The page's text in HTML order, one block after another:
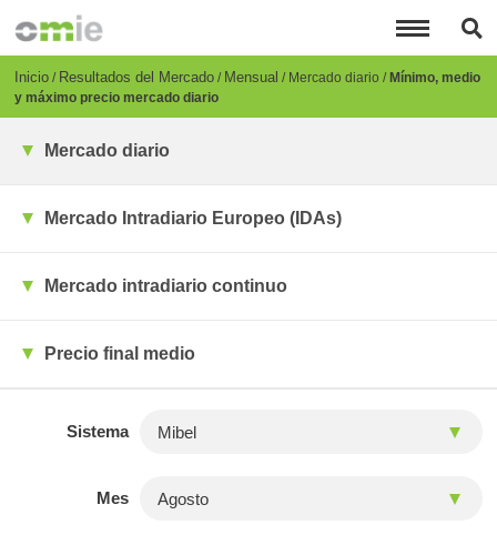
principal
Breadcrumb
Inicio Resultados del Mercado Mensual Mercado diario Mínimo, medio
y máximo precio mercado diario
Mercado diario
Mercado Intradiario Europeo (IDAs)
Mercado intradiario continuo
Precio final medio
Sistema
Mes